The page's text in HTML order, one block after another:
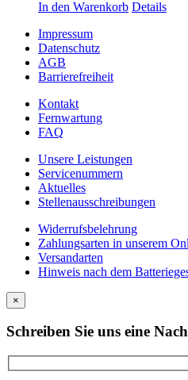
In den Warenkorb Details
Impressum
Datenschutz
AGB
Barrierefreiheit
Kontakt
Fernwartung
FAQ
Unsere Leistungen
Servicenummern
Aktuelles
Stellenausschreibungen
Widerrufsbelehrung
Zahlungsarten in unserem
Versandarten
Hinweis nach dem
×
Schreiben Sie uns eine